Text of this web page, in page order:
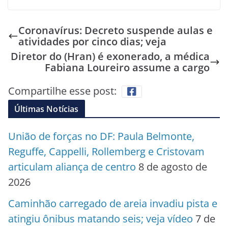
Coronavírus: Decreto suspende aulas e
atividades por cinco dias; veja
Diretor do (Hran) é exonerado, a médica
Fabiana Loureiro assume a cargo
Compartilhe esse post:
Últimas Notícias
União de forças no DF: Paula Belmonte,
Reguffe, Cappelli, Rollemberg e Cristovam
articulam aliança de centro 8 de agosto de
2026
Caminhão carregado de areia invadiu pista e
atingiu ônibus matando seis; veja vídeo 7 de